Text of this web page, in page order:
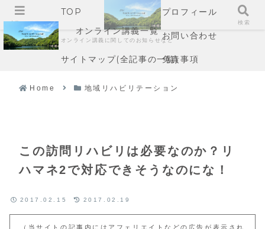
TOP
プロフィール
オンライン講義一覧
オンライン講義に関してのお知らせなどお問い合わせ
サイトマップ(全記事の一覧)免責事項
Home 地域リハビリテーション
この訪問リハビリは必要なのか？リ
ハマネ2で対応できそうなのにな！
2017.02.15 2017.02.19
（当サイトの記事内にはアフェリエイトなどの広告が表示され
メニュー 検索